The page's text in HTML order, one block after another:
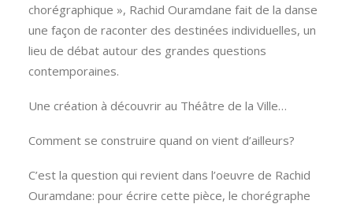
chorégraphique », Rachid Ouramdane fait de la danse
une façon de raconter des destinées individuelles, un
lieu de débat autour des grandes questions
contemporaines.
Une création à découvrir au Théâtre de la Ville…
Comment se construire quand on vient d’ailleurs?
C’est la question qui revient dans l’oeuvre de Rachid
Ouramdane: pour écrire cette pièce, le chorégraphe